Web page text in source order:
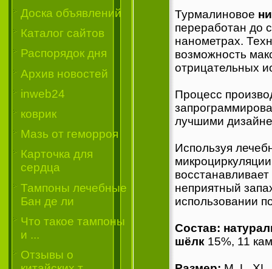
Доска объявлений
Каталог сайтов
Распорядок дня
Архив новостей
inweb24
коврик
Мазь от геморроя
Карточка для
сердца
Тампоны лечебные
Бан де ли
Что такое тампоны
и ...
Отзывы о
Турмалиновое
переработан до
нанометрах.
возможность
отрицательных
Процесс
лучшими
Используя
неприятный
использовании
Состав:
шёлк 15%, 11